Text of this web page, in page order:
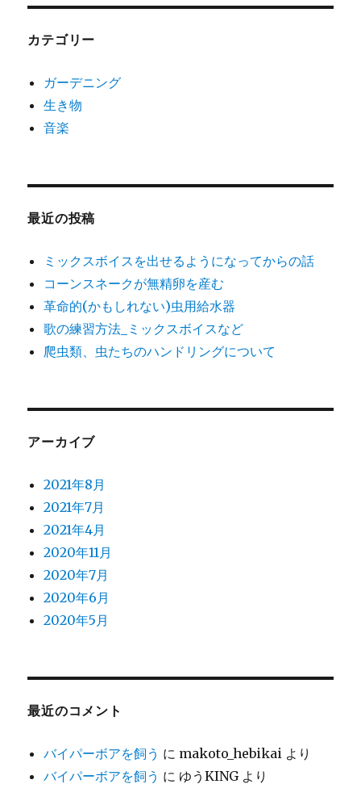
ョ
ン
カテゴリー
ガーデニング
生き物
音楽
最近の投稿
ミックスボイスを出せるようになってからの話
コーンスネークが無精卵を産む
革命的(かもしれない)虫用給水器
歌の練習方法_ミックスボイスなど
爬虫類、虫たちのハンドリングについて
アーカイブ
2021年8月
2021年7月
2021年4月
2020年11月
2020年7月
2020年6月
2020年5月
最近のコメント
バイパーボアを飼う に makoto_hebikai より
バイパーボアを飼う に ゆうKINGより